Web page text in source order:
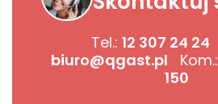
Tel.: 12 307 24 24
biuro@qgast.pl
Kom.:
150